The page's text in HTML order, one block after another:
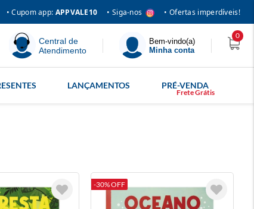
• Cupom app: APPVALE10 • Siga-nos • Ofertas imperdíveis!
Central de
Atendimento
Bem-vindo(a)
Minha conta
0
LANÇAMENTOS PRÉ-VENDA
-30% OFF